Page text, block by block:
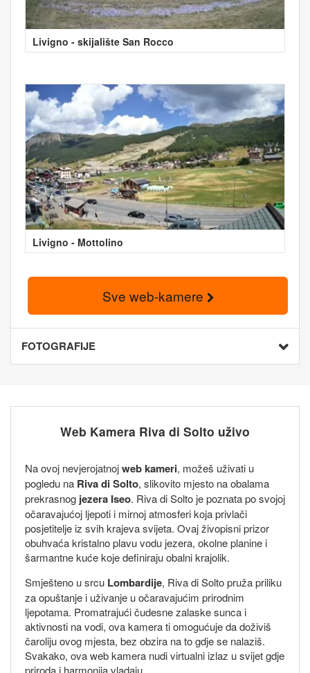
Livigno - skijalište San Rocco
Livigno - Mottolino
Sve web-kamere
FOTOGRAFIJE
Web Kamera Riva di Solto uživo
Na ovoj nevjerojatnojweb kameri, možeš uživati u
pogledu na Riva di Solto, slikovito mjesto na obalama
prekrasnog jezera Iseo. Riva di Solto je poznata po svojoj
očaravajućoj ljepoti i mirnoj atmosferi koja privlači
posjetitelje iz svih krajeva svijeta. Ovaj živopisni prizor
obuhvaća kristalno plavu vodu jezera, okolne planine i
šarmantne kuće koje definiraju obalni krajolik.
Smješteno u srcu Lombardije, Riva di Solto pruža priliku
za opuštanje i uživanje u očaravajućim prirodnim
ljepotama. Promatrajući čudesne zalaske sunca i
aktivnosti na vodi, ova kamera ti omogućuje da doživiš
čaroliju ovog mjesta, bez obzira na to gdje se nalaziš.
Svakako, ova web kamera nudi virtualni izlaz u svijet gdje
priroda i harmonija vladaju.